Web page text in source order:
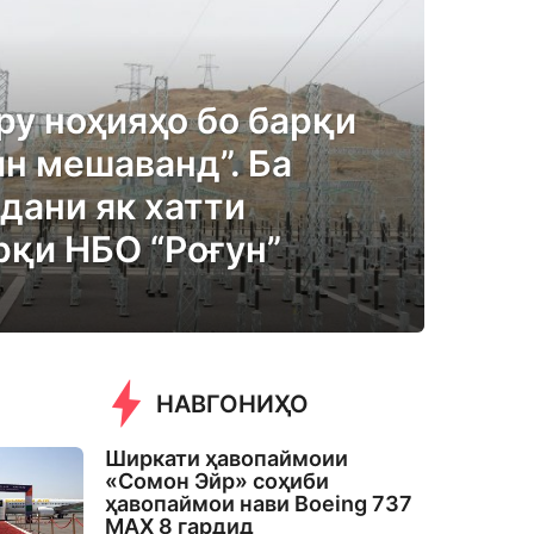
ноҳияҳо бо барқи
мешаванд”. Ба
як хатти
НБО “Роғун”
НАВГОНИҲО
Ширкати ҳавопаймоии
«Сомон Эйр» соҳиби
ҳавопаймои нави Boeing 737
MAX 8 гардид